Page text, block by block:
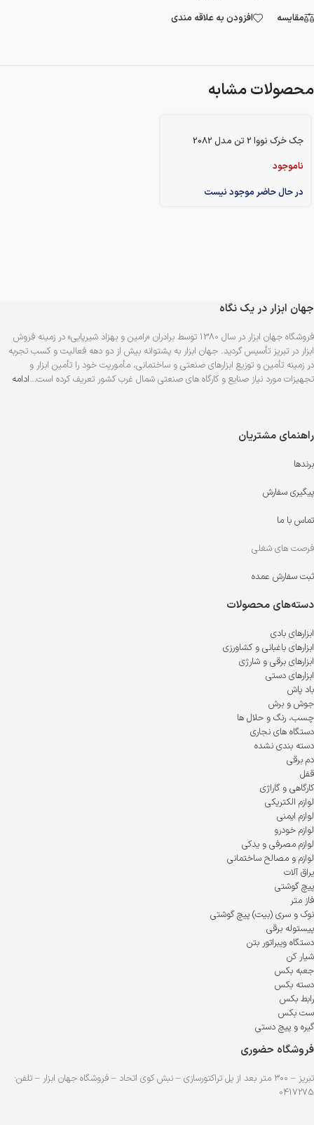
مقایسه
افزودن به علاقه مندی
محصولات مشابه
جک خرک نووا 2 تن مدل 2082
ناموجود
در حال حاضر موجود نیست
جهان ابزار در یک نگاه
فروشگاه جهان ابزار در سال 1380 توسط برادران «رامین و بهزاد شیرپایی» در زمینه فروش
ابزار در تبریز تأسیس گردید. جهان ابزار به پشتوانه بیش از دو دهه فعالیت و کسب تجربه
در زمینه تأمین و توزیع ابزارهای صنعتی و ساختمانی، مأموریت خود را تأمین ابزار و
تجهیزات مورد نیاز صنایع و کارگاه های صنعتی شمال غرب کشور تعریف کرده است…ادامه
راهنمای مشتریان
برندها
پیگیری سفارش
تماس با ما
فرصت های شغلی
ثبت سفارش عمده
دسته‌های محصولات
ابزارهای بادی
ابزارهای باغبانی و کشاورزی
ابزارهای برقی و شارژی
ابزارهای دستی
باد پاش
جوش و برش
چسب، رنگ و حلال ها
دستگاه های نجاری
دسته بندی نشده
دم برقی
قفل
کارگاهی و گاراژی
لوازم الکتریکی
لوازم ایمنی
لوازم خودرو
لوازم مصرفی و یدکی
لوازم و مصالح ساختمانی
یراق آلات
پیچ گوشتی
فاز متر
نوک و سری (بیت) پیچ گوشتی
پیستوله برقی
دستگاه ویبراتور بتن
شیار کن
جعبه بکس
دسته بکس
رابط بکس
ست بکس
گیره و پیچ دستی
فروشگاه حضوری
تبریز – ۳۰۰ متر بعد از پل تراکتورسازی – نبش کوی اتحاد – فروشگاه جهان ابزار – تلفن:
0417275